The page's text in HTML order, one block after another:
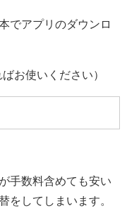
でアプリのダウンロ
お使いください）
手数料含めても安い
をしてしまいます。